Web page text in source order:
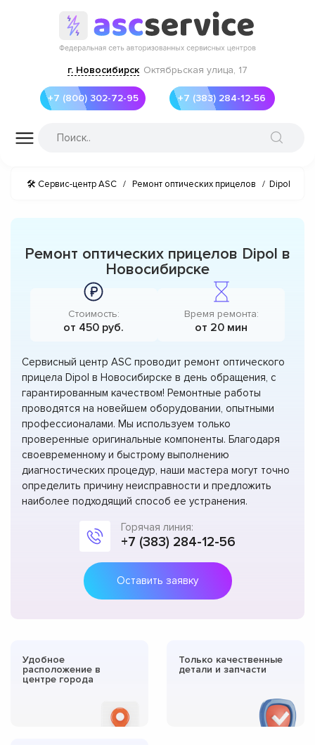
г. Новосибирск Октябрьская улица, 17
+7 (800) 302-72-95 +7 (383) 284-12-56
🛠 Сервис-центр ASC / Ремонт оптических прицелов / Dipol
Ремонт оптических прицелов Dipol в
Новосибирске
Стоимость:
от 450 руб.
Время ремонта:
от 20 мин
Сервисный центр ASC проводит ремонт оптического
прицела Dipol в Новосибирске в день обращения, с
гарантированным качеством! Ремонтные работы
проводятся на новейшем оборудовании, опытными
профессионалами. Мы используем только
проверенные оригинальные компоненты. Благодаря
своевременному и быстрому выполнению
диагностических процедур, наши мастера могут точно
определить причину неисправности и предложить
наиболее подходящий способ ее устранения.
Горячая линия:
+7 (383) 284-12-56
Оставить заявку
Удобное
расположение в
центре города
Только качественные
детали и запчасти